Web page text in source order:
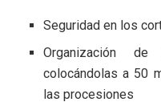
Seguridad en los
Organización
colocándolas a 50
las procesiones